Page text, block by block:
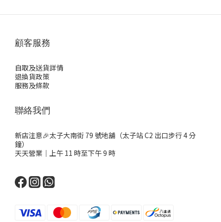
顧客服務
自取及送貨詳情
退換貨政策
服務及條款
聯絡我們
新店注意🎉太子大南街 79 號地舖（太子站 C2 出口步行 4 分
鐘）
天天營業｜上午 11 時至下午 9 時